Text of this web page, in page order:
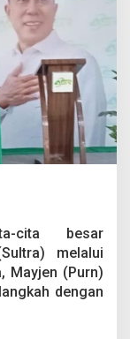
cita besar
melalui
Mayjen (Purn)
dengan